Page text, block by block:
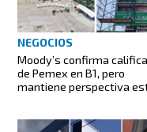
NEGOCIOS
Moody’s confirma
de Pemex en B1, pero
mantiene perspectiva